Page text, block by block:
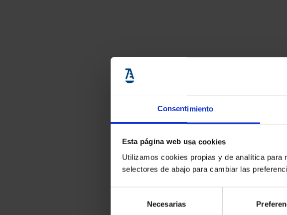
Consentimiento
Esta página web usa cookies
Utilizamos cookies propias y de analítica para
selectores de abajo para cambiar las
Necesarias